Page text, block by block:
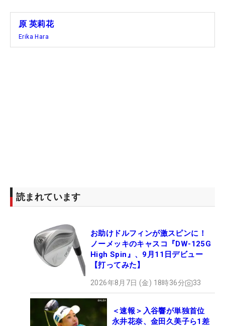
原 英莉花
Erika Hara
読まれています
お助けドルフィンが激スピンに！
ノーメッキのキャスコ『DW-125G
High Spin』、9月11日デビュー
【打ってみた】
2026年8月7日 (金) 18時36分 33
＜速報＞入谷響が単独首位
永井花奈、金田久美子ら1差